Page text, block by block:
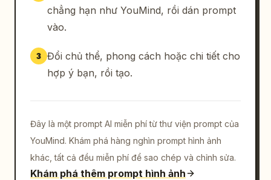
chẳng hạn như YouMind, rồi dán prompt
vào.
3 Đổi chủ thể, phong cách hoặc chi tiết cho
hợp ý bạn, rồi tạo.
Đây là một prompt AI miễn phí từ thư viện prompt của
YouMind. Khám phá hàng nghìn prompt hình ảnh
khác, tất cả đều miễn phí để sao chép và chỉnh sửa.
Khám phá thêm prompt hình ảnh